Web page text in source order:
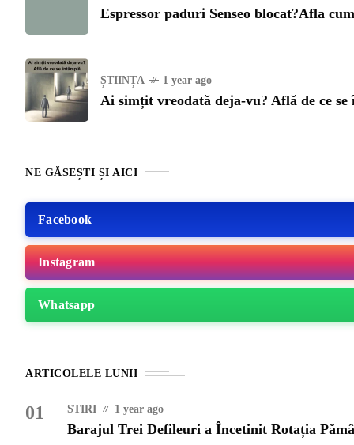
Espressor paduri Senseo blocat?Afla
ȘTIINȚA 1 year ago
Ai simțit vreodată deja-vu? Află de ce se
NE GĂSEȘTI ȘI AICI
Facebook
Instagram
Whatsapp
ARTICOLELE LUNII
01 STIRI 1 year ago
Barajul Trei Defileuri a Încetinit Rotația